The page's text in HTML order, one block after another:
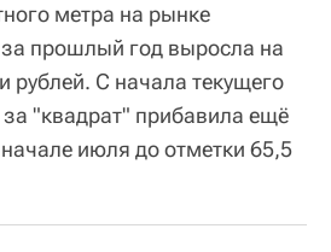
метра на рынке
прошлый год выросла на
рублей. С начала текущего
за "квадрат" прибавила ещё
июля до отметки 65,5